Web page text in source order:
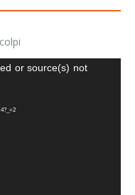
or source(s) not